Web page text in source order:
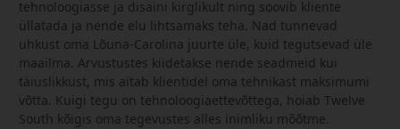
tehnoloogiasse ja disaini kirglikult ning soovib kliente
üllatada ja nende elu lihtsamaks teha. Nad tunnevad
uhkust oma Lõuna-Carolina juurte üle, kuid tegutsevad üle
maailma. Arvustustes kiidetakse nende seadmeid kui
täiuslikkust, mis aitab klientidel oma tehnikast maksimumi
võtta. Kuigi tegu on tehnoloogiaettevõttega, hoiab Twelve
South kõigis oma tegevustes alles inimliku mõõtme.